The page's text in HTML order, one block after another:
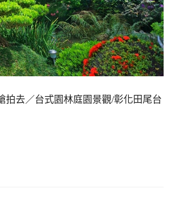
拍去／台式園林庭園景觀/彰化田尾台